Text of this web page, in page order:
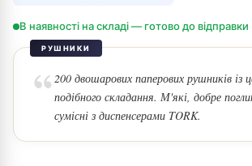
В наявності на складі — готово до відправки
РУШНИКИ
200 двошарових паперових рушників із
подібного складання. М'які, добре
сумісні з диспенсерами TORK.